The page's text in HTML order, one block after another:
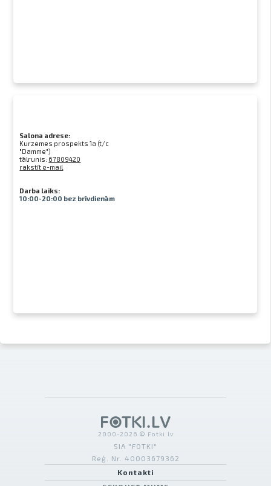
Salona adrese:
Kurzemes prospekts 1a (t/c
"Damme")
tālrunis: 67809420
rakstīt e-mail
Darba laiks:
10:00-20:00 bez brīvdienām
2000-2026 © Fotki.lv
SIA "FOTKI"
Reģ. Nr. 40003679362
Kontakti